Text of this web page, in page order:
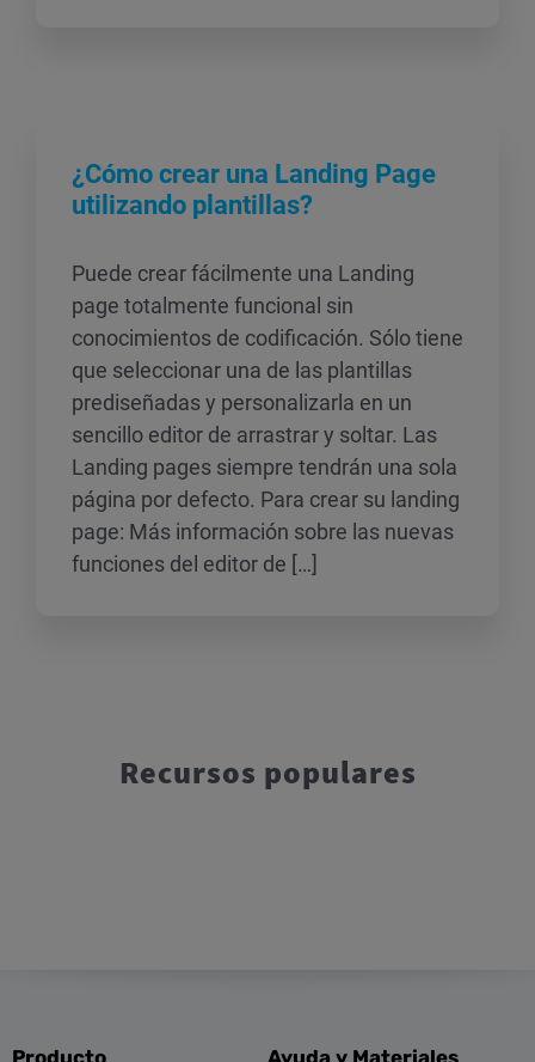
¿Cómo crear una Landing Page
utilizando plantillas?
Puede crear fácilmente una Landing
page totalmente funcional sin
conocimientos de codificación. Sólo tiene
que seleccionar una de las plantillas
prediseñadas y personalizarla en un
sencillo editor de arrastrar y soltar. Las
Landing pages siempre tendrán una sola
página por defecto. Para crear su landing
page: Más información sobre las nuevas
funciones del editor de […]
Recursos populares